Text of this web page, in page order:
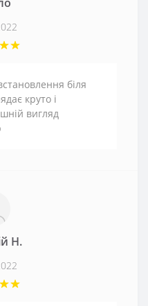
біля
круто і
вигляд
Н.